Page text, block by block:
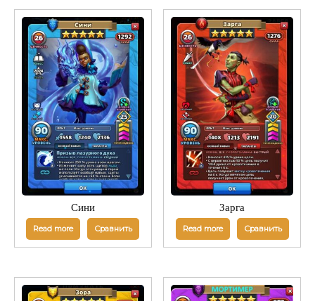
Сини
Read more Сравнить
Зарга
Read more Сравнить